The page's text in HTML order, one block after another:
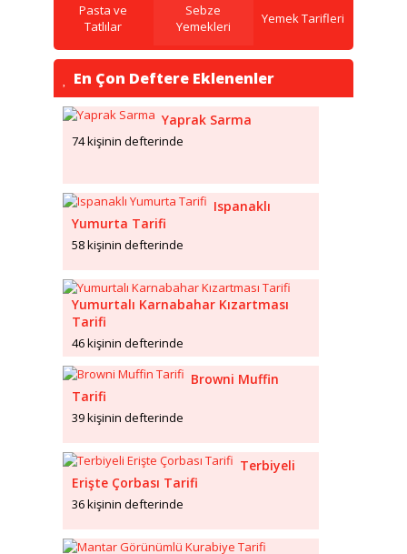
Pasta ve
Tatlılar
Sebze
Yemekleri
Yemek Tarifleri
En Çon Deftere Eklenenler
Yaprak Sarma
74 kişinin defterinde
Ispanaklı
Yumurta Tarifi
58 kişinin defterinde
Yumurtalı Karnabahar Kızartması
Tarifi
46 kişinin defterinde
Browni Muffin
Tarifi
39 kişinin defterinde
Terbiyeli
Erişte Çorbası Tarifi
36 kişinin defterinde